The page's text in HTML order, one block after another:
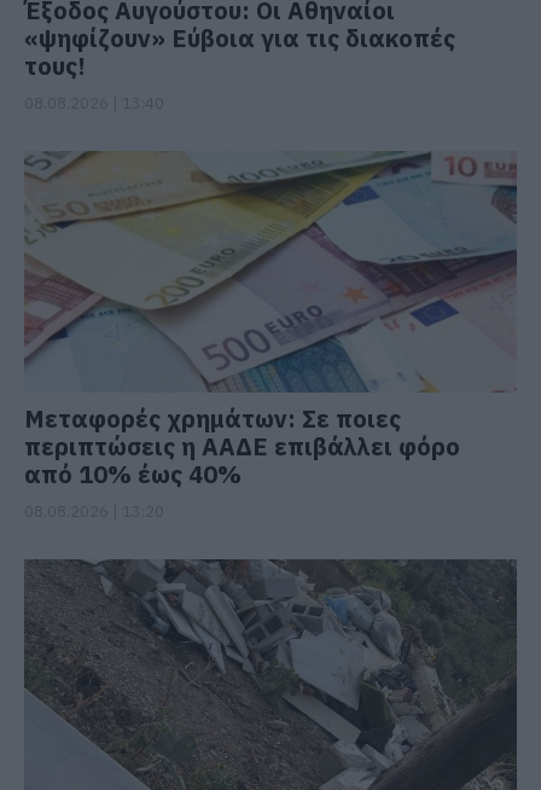
Έξοδος Αυγούστου: Οι Αθηναίοι
«ψηφίζουν» Εύβοια για τις διακοπές
τους!
Μεταφορές χρημάτων: Σε ποιες
περιπτώσεις η ΑΑΔΕ επιβάλλει φόρο
από 10% έως 40%